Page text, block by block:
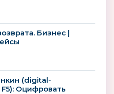
Бизнес |
(digital-
F5): Оцифровать